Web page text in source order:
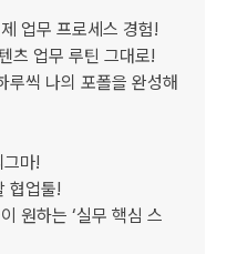
업무 프로세스 경험!
츠 업무 루틴 그대로!
루씩 나의 포폴을 완성해
마!
협업툴!
원하는 ‘실무 핵심 스